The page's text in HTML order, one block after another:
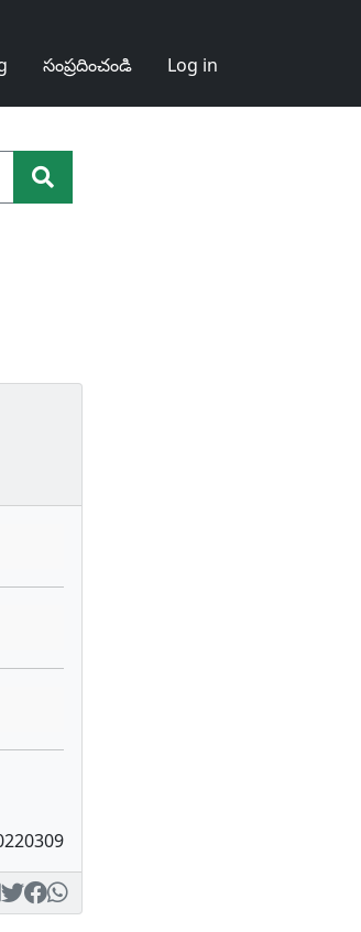
సంప్రదించండి Log in